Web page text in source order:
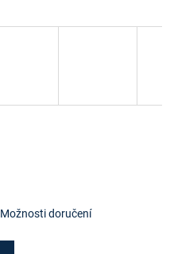
Možnosti doručení